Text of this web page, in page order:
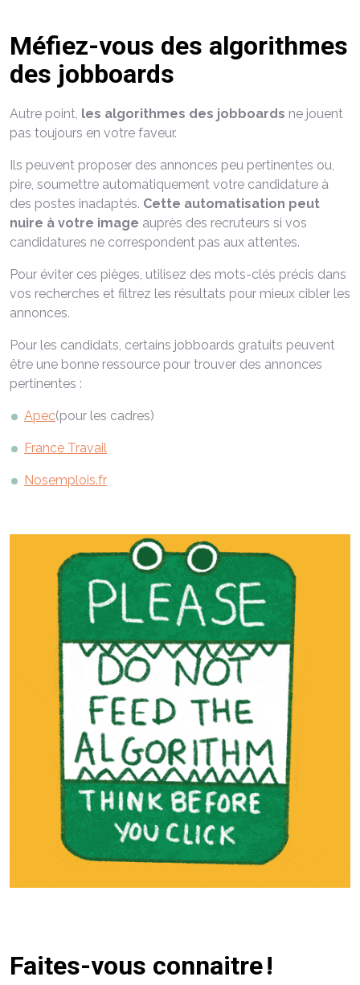
Méfiez-vous des algorithmes
des jobboards
Autre point, les algorithmes des jobboards ne jouent
pas toujours en votre faveur.
Ils peuvent proposer des annonces peu pertinentes ou,
pire, soumettre automatiquement votre candidature à
des postes inadaptés. Cette automatisation peut
nuire à votre image auprès des recruteurs si vos
candidatures ne correspondent pas aux attentes.
Pour éviter ces pièges, utilisez des mots-clés précis dans
vos recherches et filtrez les résultats pour mieux cibler les
annonces.
Pour les candidats, certains jobboards gratuits peuvent
être une bonne ressource pour trouver des annonces
pertinentes :
Apec(pour les cadres)
France Travail
Nosemplois.fr
Faites-vous connaitre !